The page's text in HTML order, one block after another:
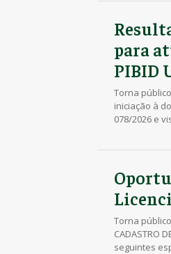
para
PIBID
Torna
iniciação à
078/2026 e
Torna
CADASTRO
seguintes